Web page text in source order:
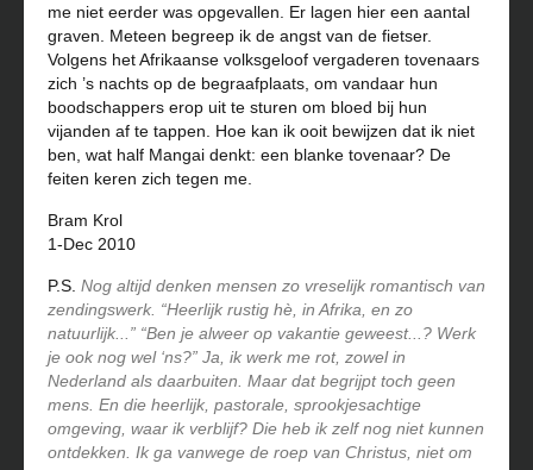
me niet eerder was opgevallen. Er lagen hier een aantal
graven. Meteen begreep ik de angst van de fietser.
Volgens het Afrikaanse volksgeloof vergaderen tovenaars
zich ’s nachts op de begraafplaats, om vandaar hun
boodschappers erop uit te sturen om bloed bij hun
vijanden af te tappen. Hoe kan ik ooit bewijzen dat ik niet
ben, wat half Mangai denkt: een blanke tovenaar? De
feiten keren zich tegen me.
Bram Krol
1-Dec 2010
P.S. Nog altijd denken mensen zo vreselijk romantisch van
zendingswerk. “Heerlijk rustig hè, in Afrika, en zo
natuurlijk...” “Ben je alweer op vakantie geweest...? Werk
je ook nog wel ‘ns?” Ja, ik werk me rot, zowel in
Nederland als daarbuiten. Maar dat begrijpt toch geen
mens. En die heerlijk, pastorale, sprookjesachtige
omgeving, waar ik verblijf? Die heb ik zelf nog niet kunnen
ontdekken. Ik ga vanwege de roep van Christus, niet om